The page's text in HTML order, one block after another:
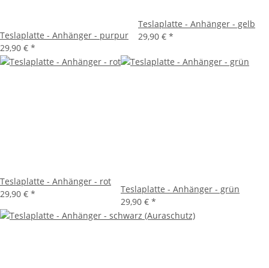
Teslaplatte - Anhänger - purpur
29,90 € *
Teslaplatte - Anhänger - gelb
29,90 € *
Teslaplatte - Anhänger - rot
29,90 € *
Teslaplatte - Anhänger - grün
29,90 € *